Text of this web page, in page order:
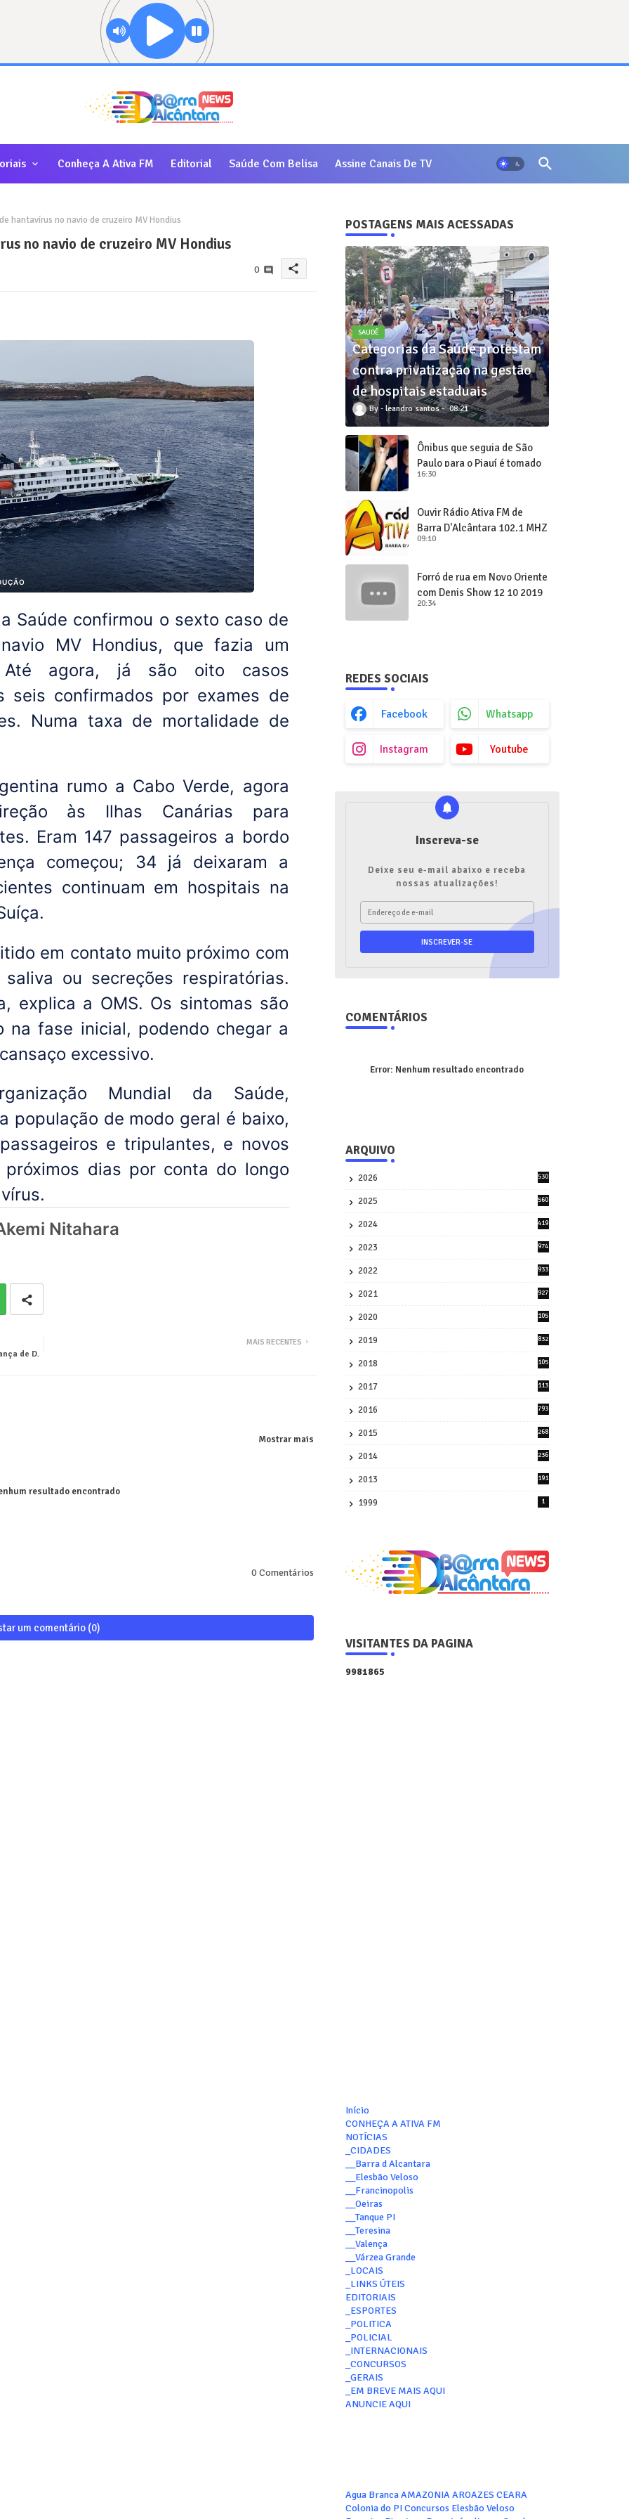
Conheça A Ativa FM Editorial Saúde Com Belisa Assine Canais De TV
hantavírus no navio de cruzeiro MV Hondius
no navio de cruzeiro MV Hondius
0 share
Saúde confirmou o sexto caso de
MV Hondius, que fazia um
Até agora, já são oito casos
seis confirmados por exames de
Numa taxa de mortalidade de
rumo a Cabo Verde, agora
às Ilhas Canárias para
Eram 147 passageiros a bordo
começou; 34 já deixaram a
continuam em hospitais na
em contato muito próximo com
ou secreções respiratórias.
explica a OMS. Os sintomas são
fase inicial, podendo chegar a
excessivo.
Mundial da Saúde,
população de modo geral é baixo,
e tripulantes, e novos
dias por conta do longo
Nitahara
MAIS RECENTES
de D.
Mostrar mais
resultado encontrado
0 Comentários
um comentário (0)
POSTAGENS MAIS ACESSADAS
SAUDÊ
Categorias da Saúde protestam
contra privatização na gestão
de hospitais estaduais
leandro santos 08:21
Ônibus que seguia de São
Paulo para o Piauí é tomado
de assalto
16:30
Ouvir Rádio Ativa FM de
Barra D'Alcântara 102,1 MHZ
09:10
Forró de rua em Novo Oriente
com Denis Show 12 10 2019
20:34
REDES SOCIAIS
Facebook Whatsapp
Instagram Youtube
Inscreva-se
Deixe seu e-mail abaixo e receba
nossas atualizações!
COMENTÁRIOS
Error: Nenhum resultado encontrado
ARQUIVO
2026
530
2025
560
2024
419
2023
974
2022
933
2021
927
2020
105
2019
832
2018
105
2017
113
2016
793
2015
268
2014
236
2013
191
1999 1
VISITANTES DA PAGINA
9981865
Início
CONHEÇA A ATIVA FM
NOTÍCIAS
_CIDADES
__Barra d Alcantara
__Elesbão Veloso
__Francinopolis
__Oeiras
__Tanque PI
__Teresina
__Valença
__Várzea Grande
_LOCAIS
_LINKS ÚTEIS
EDITORIAIS
_ESPORTES
_POLITICA
_POLICIAL
_INTERNACIONAIS
_CONCURSOS
_GERAIS
_EM BREVE MAIS AQUI
ANUNCIE AQUI
Agua Branca AMAZONIA AROAZES CEARA
Colonia do PI Concursos Elesbão Veloso